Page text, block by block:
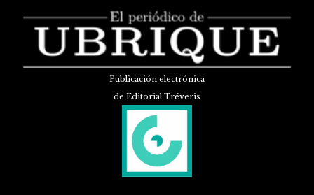
Publicación electrónica
de Editorial Tréveris